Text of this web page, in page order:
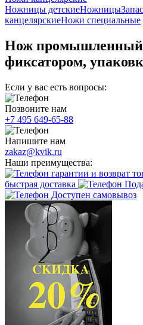
Ножницы детскиеНожницы
канцелярскиеНожи специальные
Нож промышленный
фиксатором,
Если у вас есть вопросы:
Позвоните нам
+7 495 649-65-88
Напишите нам
zakaz@kvik.ru
Наши преимущества:
гарантии и возврат
быстрая доставка
Доступен самовывоз